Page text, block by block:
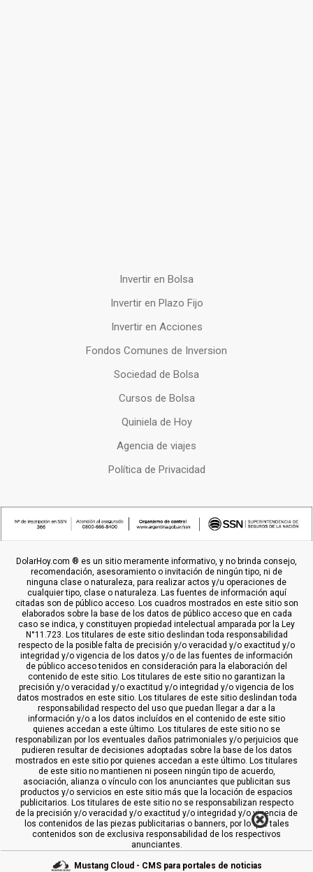
Invertir en Bolsa
Invertir en Plazo Fijo
Invertir en Acciones
Fondos Comunes de Inversion
Sociedad de Bolsa
Cursos de Bolsa
Quiniela de Hoy
Agencia de viajes
Política de Privacidad
DolarHoy.com ® es un sitio meramente informativo, y no brinda consejo,
recomendación, asesoramiento o invitación de ningún tipo, ni de
ninguna clase o naturaleza, para realizar actos y/u operaciones de
cualquier tipo, clase o naturaleza. Las fuentes de información aquí
citadas son de público acceso. Los cuadros mostrados en este sitio son
elaborados sobre la base de los datos de público acceso que en cada
caso se indica, y constituyen propiedad intelectual amparada por la Ley
N°11.723. Los titulares de este sitio deslindan toda responsabilidad
respecto de la posible falta de precisión y/o veracidad y/o exactitud y/o
integridad y/o vigencia de los datos y/o de las fuentes de información
de público acceso tenidos en consideración para la elaboración del
contenido de este sitio. Los titulares de este sitio no garantizan la
precisión y/o veracidad y/o exactitud y/o integridad y/o vigencia de los
datos mostrados en este sitio. Los titulares de este sitio deslindan toda
responsabilidad respecto del uso que puedan llegar a dar a la
información y/o a los datos incluídos en el contenido de este sitio
quienes accedan a este último. Los titulares de este sitio no se
responabilizan por los eventuales daños patrimoniales y/o perjuicios que
pudieren resultar de decisiones adoptadas sobre la base de los datos
mostrados en este sitio por quienes accedan a este último. Los titulares
de este sitio no mantienen ni poseen ningún tipo de acuerdo,
asociación, alianza o vínculo con los anunciantes que publicitan sus
productos y/o servicios en este sitio más que la locación de espacios
publicitarios. Los titulares de este sitio no se responsabilizan respecto
de la precisión y/o veracidad y/o exactitud y/o integridad y/o vigencia de
los contenidos de las piezas publicitarias o banners, por lo que tales
contenidos son de exclusiva responsabilidad de los respectivos
anunciantes.
Mustang Cloud - CMS para portales de noticias